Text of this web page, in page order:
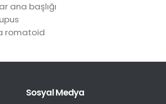
ana başlığı
romatoid
Sosyal Medya